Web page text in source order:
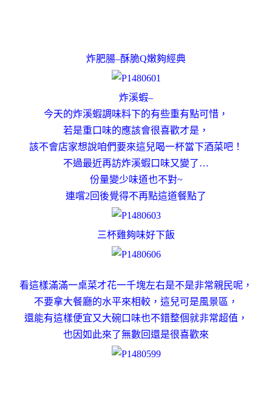
炸肥腸–酥脆Q嫩夠經典
炸溪蝦–
今天的炸溪蝦調味料下的有些重有點可惜，
若是重口味的應該會很喜歡才是，
該不會店家想說咱們要來這兒喝一杯當下酒菜吧！
不過最近再訪炸溪蝦口味又變了…
份量變少味道也不對~
連嚐2回後覺得不再點這道餐點了
三杯雞夠味好下飯
看這樣滿滿一桌菜才花一千塊左右是不是非常親民呢，
不要拿大餐廳的水平來相較，這兒可是風景區，
還能有這樣便宜又大碗口味也不錯整個就非常超值，
也因如此來了無數回還是很喜歡來